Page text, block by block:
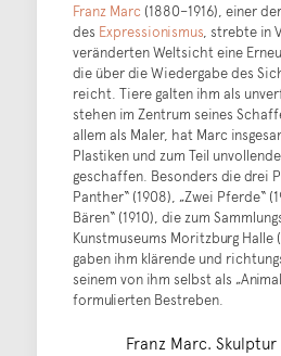
Franz Marc (1880–1916), einer
des Expressionismus, strebte in
veränderten Weltsicht eine
die über die Wiedergabe des
reicht. Tiere galten ihm als
stehen im Zentrum seines
allem als Maler, hat Marc
Plastiken und zum Teil
geschaffen. Besonders die drei
Panther“ (1908), „Zwei Pferde“
Bären“ (1910), die zum
Kunstmuseums Moritzburg Halle
gaben ihm klärende und
seinem von ihm selbst als
formulierten Bestreben.
Franz Marc.